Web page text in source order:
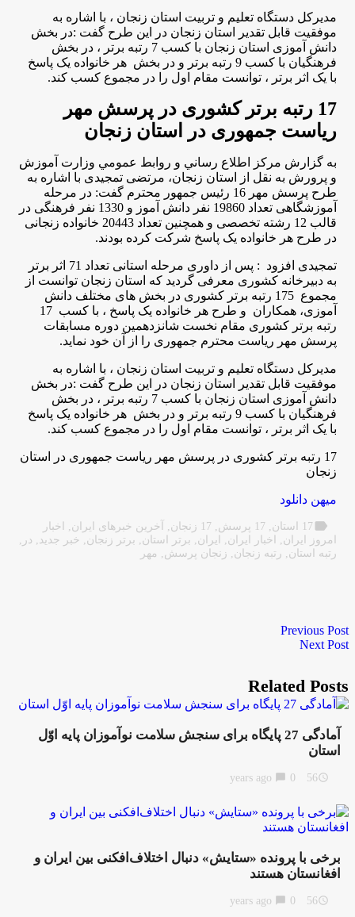
مدیرکل دستگاه تعلیم و تربیت استان زنجان ، با اشاره به
موفقیت قابل تقدیر استان زنجان در این طرح گفت :در بخش
دانش آموزی استان زنجان با کسب 7 رتبه برتر ، در بخش
فرهنگیان با کسب 9 رتبه برتر و در بخش هر خانواده یک پاسخ
با یک اثر برتر ، توانست مقام اول را در مجموع کسب کند.
17 رتبه برتر کشوری در پرسش مهر
ریاست جمهوری در استان زنجان
به گزارش مركز اطلاع رساني و روابط عمومي وزارت آموزش
و پرورش به نقل از استان زنجان، مرتضی تمجیدی با اشاره به
طرح پرسش مهر 16 رئيس جمهور محترم گفت: در مرحله
آموزشگاهی تعداد 19860 نفر دانش آموز و 1330 نفر فرهنگی در
قالب 12 رشته تخصصی و همچنین تعداد 20443 خانواده زنجانی
در طرح هر خانواده یک پاسخ شرکت کرده بودند.
تمجیدی افزود : پس از داوری مرحله استانی تعداد 71 اثر برتر
به دبیرخانه کشوری معرفی گردید که استان زنجان توانست از
مجموع 175 رتبه برتر کشوری در بخش های مختلف دانش
آموزی، همکاران و طرح هر خانواده یک پاسخ ، با کسب 17
رتبه برتر کشوری مقام نخست شانزدهمین دوره مسابقات
پرسش مهر ریاست محترم جمهوری را از آن خود نماید.
مدیرکل دستگاه تعلیم و تربیت استان زنجان ، با اشاره به
موفقیت قابل تقدیر استان زنجان در این طرح گفت :در بخش
دانش آموزی استان زنجان با کسب 7 رتبه برتر ، در بخش
فرهنگیان با کسب 9 رتبه برتر و در بخش هر خانواده یک پاسخ
با یک اثر برتر ، توانست مقام اول را در مجموع کسب کند.
17 رتبه برتر کشوری در پرسش مهر ریاست جمهوری در استان
زنجان
میهن دانلود
label 17 استان , 17 پرسش , 17 زنجان , آخرین خبرهای ایران , اخبار
امروز ایران , اخبار ایران , ایران , برتر استان , برتر زنجان , خبر جدید, در,
رتبه استان , رتبه زنجان , زنجان پرسش, مهر
Previous Post
Next Post
Related Posts
آمادگی 27 پایگاه برای سنجش سلامت نوآموزان پایه اوّل
استان
access_time
56 years ago
chat_bubble
برخی با پرونده «ستایش» دنبال اختلاف‌افکنی بین ایران و
افغانستان هستند
access_time
56 years ago
chat_bubble